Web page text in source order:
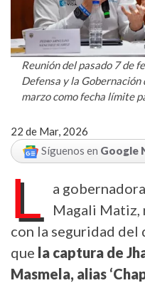
Reunión del pasado 7 de
Defensa y la Gobernación
marzo como fecha límite
22 de Mar, 2026
Síguenos en Google
L
a
Magali Matiz,
con la seguridad
que la captura de
Masmela, alias